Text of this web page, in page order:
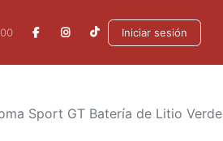
Iniciar sesión
Sport GT Batería de Litio Verde